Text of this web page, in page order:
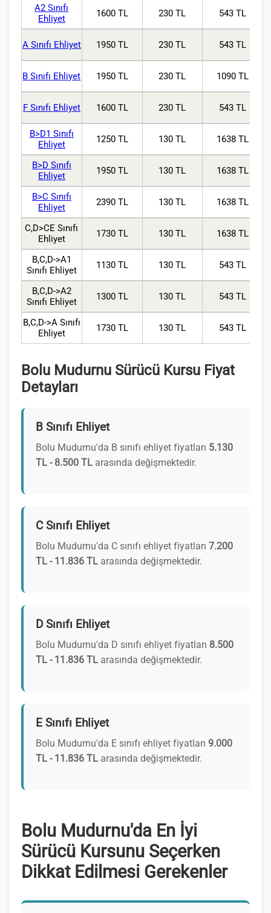
A2 Sınıfı
Ehliyet
1600 TL 230 TL 543 TL
A Sınıfı Ehliyet 1950 TL 230 TL 543 TL
B Sınıfı Ehliyet 1950 TL 230 TL 1090 TL
F Sınıfı Ehliyet 1600 TL 230 TL 543 TL
B>D1 Sınıfı
Ehliyet
1250 TL 130 TL 1638 TL
B>D Sınıfı
Ehliyet
1950 TL 130 TL 1638 TL
B>C Sınıfı
Ehliyet
2390 TL 130 TL 1638 TL
C,D>CE Sınıfı
Ehliyet
1730 TL 130 TL 1638 TL
B,C,D->A1
Sınıfı Ehliyet
1130 TL 130 TL 543 TL
B,C,D->A2
Sınıfı Ehliyet
1300 TL 130 TL 543 TL
B,C,D->A Sınıfı
Ehliyet
1730 TL 130 TL 543 TL
Bolu Mudurnu Sürücü Kursu Fiyat
Detayları
B Sınıfı Ehliyet
Bolu Mudurnu'da B sınıfı ehliyet fiyatları 5.130
TL - 8.500 TL arasında değişmektedir.
C Sınıfı Ehliyet
Bolu Mudurnu'da C sınıfı ehliyet fiyatları 7.200
TL - 11.836 TL arasında değişmektedir.
D Sınıfı Ehliyet
Bolu Mudurnu'da D sınıfı ehliyet fiyatları 8.500
TL - 11.836 TL arasında değişmektedir.
E Sınıfı Ehliyet
Bolu Mudurnu'da E sınıfı ehliyet fiyatları 9.000
TL - 11.836 TL arasında değişmektedir.
Bolu Mudurnu'da En İyi
Sürücü Kursunu Seçerken
Dikkat Edilmesi Gerekenler